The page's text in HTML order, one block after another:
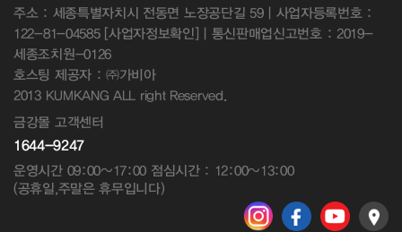
주소 : 세종특별자치시 전동면 노장공단길 59 | 사업자등록번호 :
122-81-04585 [사업자정보확인] | 통신판매업신고번호 : 2019-
세종조치원-0126
호스팅 제공자 : ㈜가비아
2013 KUMKANG ALL right Reserved.
금강몰 고객센터
1644-9247
운영시간 09:00~17:00 점심시간 : 12:00~13:00
(공휴일,주말은 휴무입니다)